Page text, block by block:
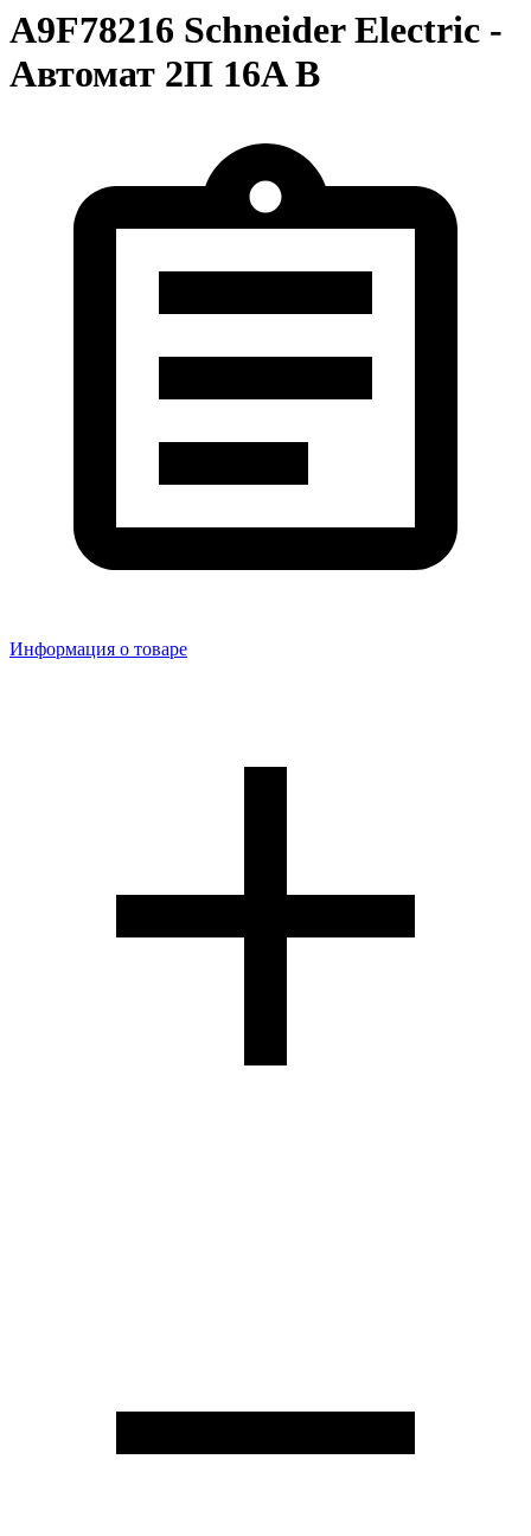
A9F78216 Schneider Electric -
Автомат 2П 16A B
Информация о товаре